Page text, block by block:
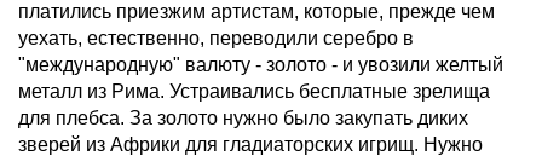
платились приезжим артистам, которые, прежде чем
уехать, естественно, переводили серебро в
"международную" валюту - золото - и увозили желтый
металл из Рима. Устраивались бесплатные зрелища
для плебса. За золото нужно было закупать диких
зверей из Африки для гладиаторских игрищ. Нужно